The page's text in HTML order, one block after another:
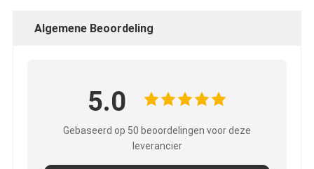
Algemene Beoordeling
5.0
Gebaseerd op 50 beoordelingen voor deze
leverancier